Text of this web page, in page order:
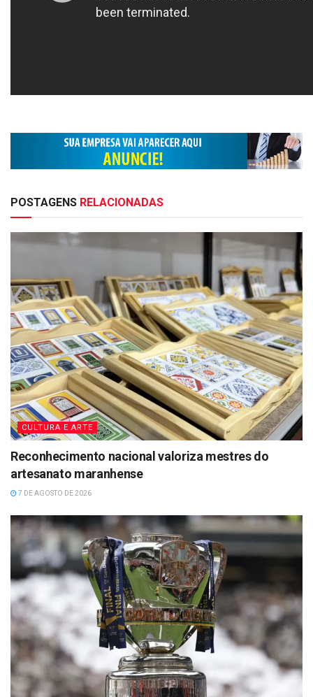
POSTAGENS RELACIONADAS
CULTURA E ARTE
Reconhecimento nacional valoriza mestres do
artesanato maranhense
7 DE AGOSTO DE 2026